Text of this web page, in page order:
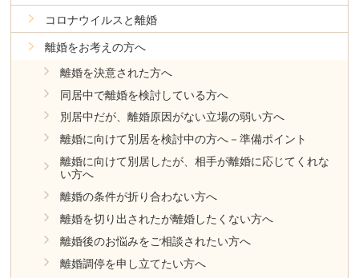
コロナウイルスと離婚
離婚をお考えの方へ
離婚を決意された方へ
同居中で離婚を検討している方へ
別居中だが、離婚原因がない立場の弱い方へ
離婚に向けて別居を検討中の方へ－準備ポイント
離婚に向けて別居したが、相手が離婚に応じてくれな
い方へ
離婚の条件が折り合わない方へ
離婚を切り出されたが離婚したくない方へ
離婚後のお悩みをご相談されたい方へ
離婚調停を申し立てたい方へ